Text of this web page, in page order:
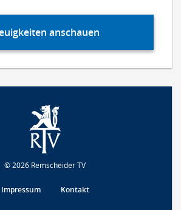
anschauen
© 2026 Remscheider TV
Impressum Kontakt